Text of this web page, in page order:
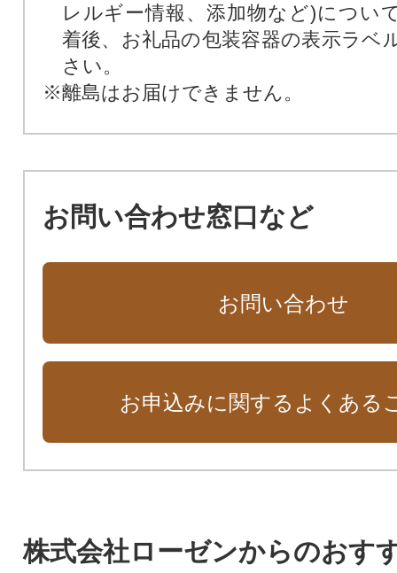
レルギー情報、添加物など)につい
着後、お礼品の包装容器の表示ラベ
さい。
※離島はお届けできません。
お問い合わせ窓口など
お問い合わせ
お申込みに関するよくある
株式会社ローゼンからのおす